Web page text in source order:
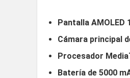
Pantalla AMOLED
Cámara principal
Procesador
Batería de 5000